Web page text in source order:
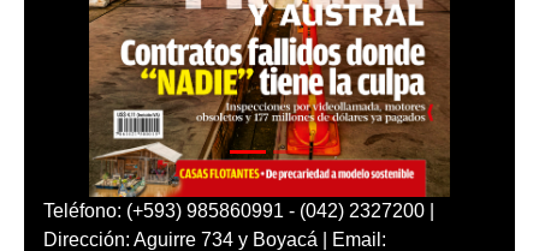
Teléfono: (+593) 985860991 - (042) 2327200 |
Dirección: Aguirre 734 y Boyacá | Email: